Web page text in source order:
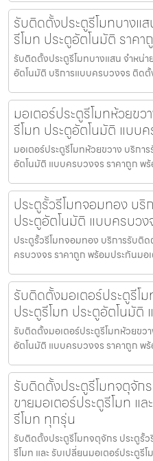
รับติดตั้งประตูรีโมทบางแ
รีโมท ประตูอัตโนมัติ ราคา
รับติดตั้งประตูรีโมทบางแสน จำหน่า
อัตโนมัติ บริการแบบครบวงจร ติดตั้
มอเตอร์ประตูรีโมทห้วยข
รีโมท ประตูอัตโนมัติ แบบ
มอเตอร์ประตูรีโมทห้วยขวาง บริกา
อัตโนมัติ แบบครบวงจร ราคาถูก พร้
ประตูรั้วรีโมทจอมทอง บ
ประตูอัตโนมัติ แบบครบวง
ประตูรั้วรีโมทจอมทอง บริการรับติ
ครบวงจร ราคาถูก พร้อมประกันมอ
รับติดตั้งมอเตอร์ประตูรีโ
ประตูรีโมท ประตูอัตโนมัติ
รับติดตั้งมอเตอร์ประตูรีโมทห้วยขว
อัตโนมัติ แบบครบวงจร ราคาถูก พ
รับติดตั้งประตูรีโมทจตุจัก
ขายมอเตอร์ประตูรีโมท แ
รีโมท ทุกรุ่น
รับติดตั้งประตูรีโมทจตุจักร ประตูรั้
รีโมท และ รับเปลี่ยนมอเตอร์ประตู